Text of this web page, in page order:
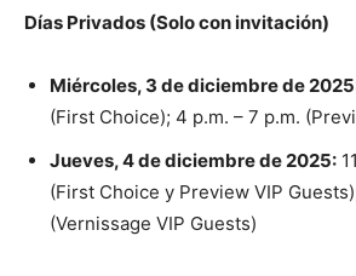
Días Privados (Solo con invitación)
Miércoles, 3 de diciembre de
(First Choice); 4 p.m. – 7 p.m.
Jueves, 4 de diciembre de 2025:
(First Choice y Preview VIP
(Vernissage VIP Guests)